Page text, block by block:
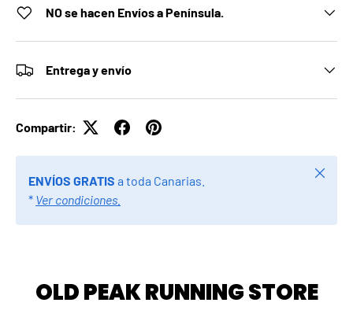
NO se hacen Envíos a Península.
Entrega y envío
Compartir:
ENVÍOS GRATIS a toda Canarias.
* Ver condiciones.
Cerrar
OLD PEAK RUNNING STORE